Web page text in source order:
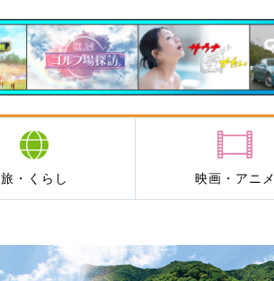
旅・くらし 映画・アニメ